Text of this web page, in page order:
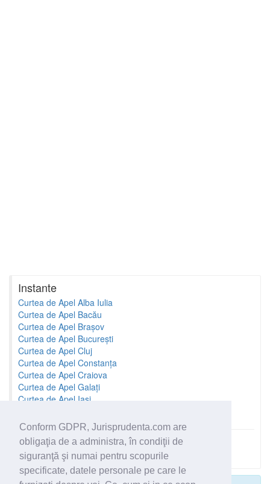
Conform GDPR, Jurisprudenta.com are
obligaţia de a administra, în condiţii de
siguranţă şi numai pentru scopurile
specificate, datele personale pe care le
Instante
Curtea de Apel Alba Iulia
Curtea de Apel Bacău
Curtea de Apel Brașov
Curtea de Apel București
Curtea de Apel Cluj
Curtea de Apel Constanța
Curtea de Apel Craiova
Curtea de Apel Galați
Curtea de Apel Iași
Toate instantele